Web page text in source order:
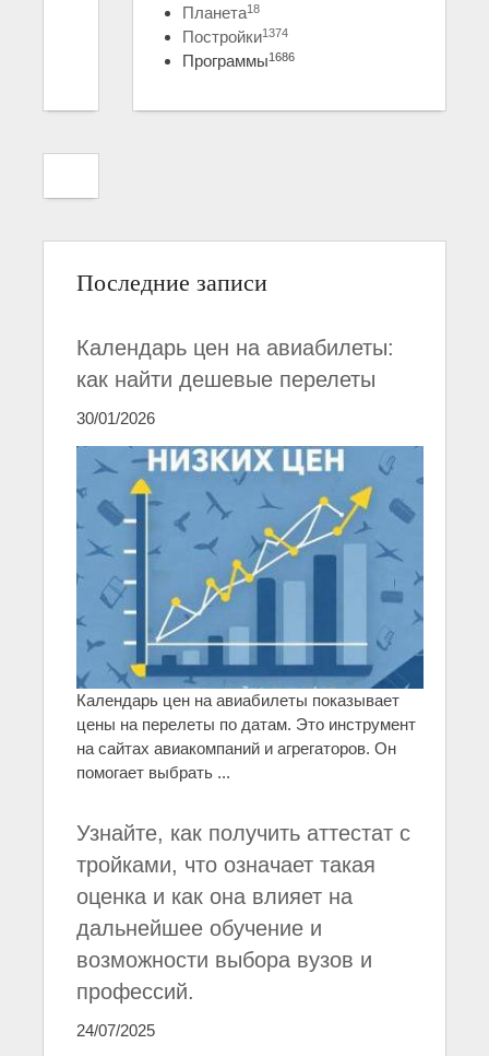
Планета18
Постройки1374
Программы1686
Последние записи
Календарь цен на авиабилеты:
как найти дешевые перелеты
30/01/2026
Календарь цен на авиабилеты показывает
цены на перелеты по датам. Это инструмент
на сайтах авиакомпаний и агрегаторов. Он
помогает выбрать ...
Узнайте, как получить аттестат с
тройками, что означает такая
оценка и как она влияет на
дальнейшее обучение и
возможности выбора вузов и
профессий.
24/07/2025